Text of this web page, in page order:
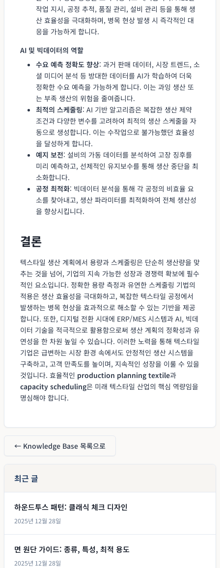
작업 지시, 공정 추적, 품질 관리, 설비 관리 등을 통해 생
산 효율성을 극대화하며, 병목 현상 발생 시 즉각적인 대
응을 가능하게 합니다.
AI 및 빅데이터의 역할
수요 예측 정확도 향상: 과거 판매 데이터, 시장 트렌드, 소
셜 미디어 분석 등 방대한 데이터를 AI가 학습하여 더욱
정확한 수요 예측을 가능하게 합니다. 이는 과잉 생산 또
는 부족 생산의 위험을 줄여줍니다.
최적의 스케줄링: AI 기반 알고리즘은 복잡한 생산 제약
조건과 다양한 변수를 고려하여 최적의 생산 스케줄을 자
동으로 생성합니다. 이는 수작업으로 불가능했던 효율성
을 달성하게 합니다.
예지 보전: 설비의 가동 데이터를 분석하여 고장 징후를
미리 예측하고, 선제적인 유지보수를 통해 생산 중단을 최
소화합니다.
공정 최적화: 빅데이터 분석을 통해 각 공정의 비효율 요
소를 찾아내고, 생산 파라미터를 최적화하여 전체 생산성
을 향상시킵니다.
결론
텍스타일 생산 계획에서 용량과 스케줄링은 단순히 생산량을 맞
추는 것을 넘어, 기업의 지속 가능한 성장과 경쟁력 확보에 필수
적인 요소입니다. 정확한 용량 측정과 유연한 스케줄링 기법의
적용은 생산 효율성을 극대화하고, 복잡한 텍스타일 공정에서
발생하는 병목 현상을 효과적으로 해소할 수 있는 기반을 제공
합니다. 또한, 디지털 전환 시대에 ERP/MES 시스템과 AI, 빅데
이터 기술을 적극적으로 활용함으로써 생산 계획의 정확성과 유
연성을 한 차원 높일 수 있습니다. 이러한 노력을 통해 텍스타일
기업은 급변하는 시장 환경 속에서도 안정적인 생산 시스템을
구축하고, 고객 만족도를 높이며, 지속적인 성장을 이룰 수 있을
것입니다. 효율적인 production planning textile과
capacity scheduling은 미래 텍스타일 산업의 핵심 역량임을
명심해야 합니다.
← Knowledge Base 목록으로
최근 글
하운드투스 패턴: 클래식 체크 디자인
2025년 12월 28일
면 원단 가이드: 종류, 특성, 최적 용도
2025년 12월 28일